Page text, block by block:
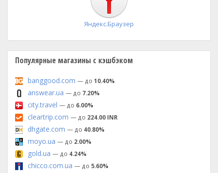
Яндекс.Браузер
Популярные магазины с кэшбэком
banggood.com — до 10.40%
answear.ua — до 7.20%
city.travel — до 6.00%
cleartrip.com — до 224.00 INR
dhgate.com — до 40.80%
moyo.ua — до 2.00%
gold.ua — до 4.24%
chicco.com.ua — до 5.60%